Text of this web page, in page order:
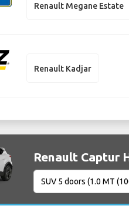
Renault Megane Estate
Renault Kadjar
Renault Captur